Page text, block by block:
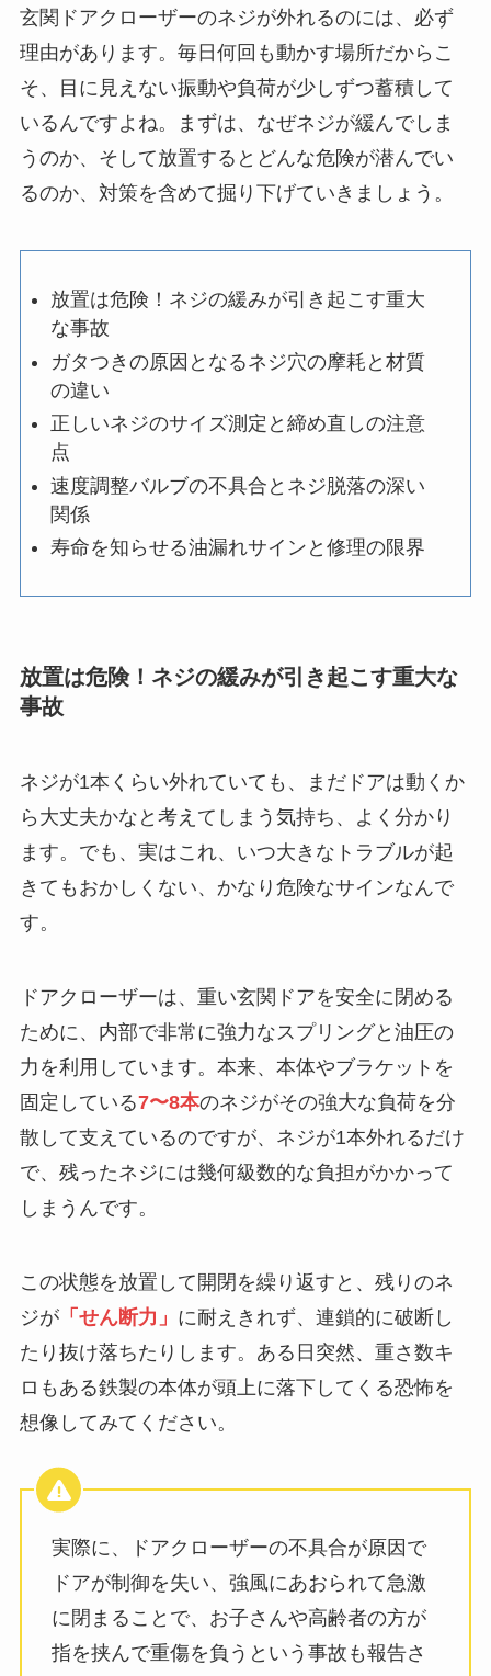
玄関ドアクローザーのネジが外れるのには、必ず
理由があります。毎日何回も動かす場所だからこ
そ、目に見えない振動や負荷が少しずつ蓄積して
いるんですよね。まずは、なぜネジが緩んでしま
うのか、そして放置するとどんな危険が潜んでい
るのか、対策を含めて掘り下げていきましょう。
放置は危険！ネジの緩みが引き起こす重大
な事故
ガタつきの原因となるネジ穴の摩耗と材質
の違い
正しいネジのサイズ測定と締め直しの注意
点
速度調整バルブの不具合とネジ脱落の深い
関係
寿命を知らせる油漏れサインと修理の限界
放置は危険！ネジの緩みが引き起こす重大な
事故
ネジが1本くらい外れていても、まだドアは動くか
ら大丈夫かなと考えてしまう気持ち、よく分かり
ます。でも、実はこれ、いつ大きなトラブルが起
きてもおかしくない、かなり危険なサインなんで
す。
ドアクローザーは、重い玄関ドアを安全に閉める
ために、内部で非常に強力なスプリングと油圧の
力を利用しています。本来、本体やブラケットを
固定している7〜8本のネジがその強大な負荷を分
散して支えているのですが、ネジが1本外れるだけ
で、残ったネジには幾何級数的な負担がかかって
しまうんです。
この状態を放置して開閉を繰り返すと、残りのネ
ジが「せん断力」 に耐えきれず、連鎖的に破断し
たり抜け落ちたりします。ある日突然、重さ数キ
ロもある鉄製の本体が頭上に落下してくる恐怖を
想像してみてください。
実際に、ドアクローザーの不具合が原因で
ドアが制御を失い、強風にあおられて急激
に閉まることで、お子さんや高齢者の方が
指を挟んで重傷を負うという事故も報告さ